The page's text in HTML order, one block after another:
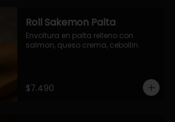
Roll Sakemon Palta
Envoltura en palta relleno con
salmon, queso crema, cebollin.
$7.490